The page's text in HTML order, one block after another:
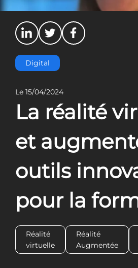
Digital
Le 15/04/2024
La réalité
et
outils
pour la
Réalité
virtuelle
Réalité
Augmentée